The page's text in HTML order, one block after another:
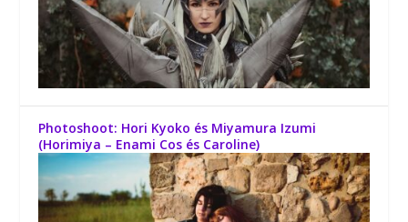
Photoshoot: Hori Kyoko és Miyamura Izumi
(Horimiya – Enami Cos és Caroline)